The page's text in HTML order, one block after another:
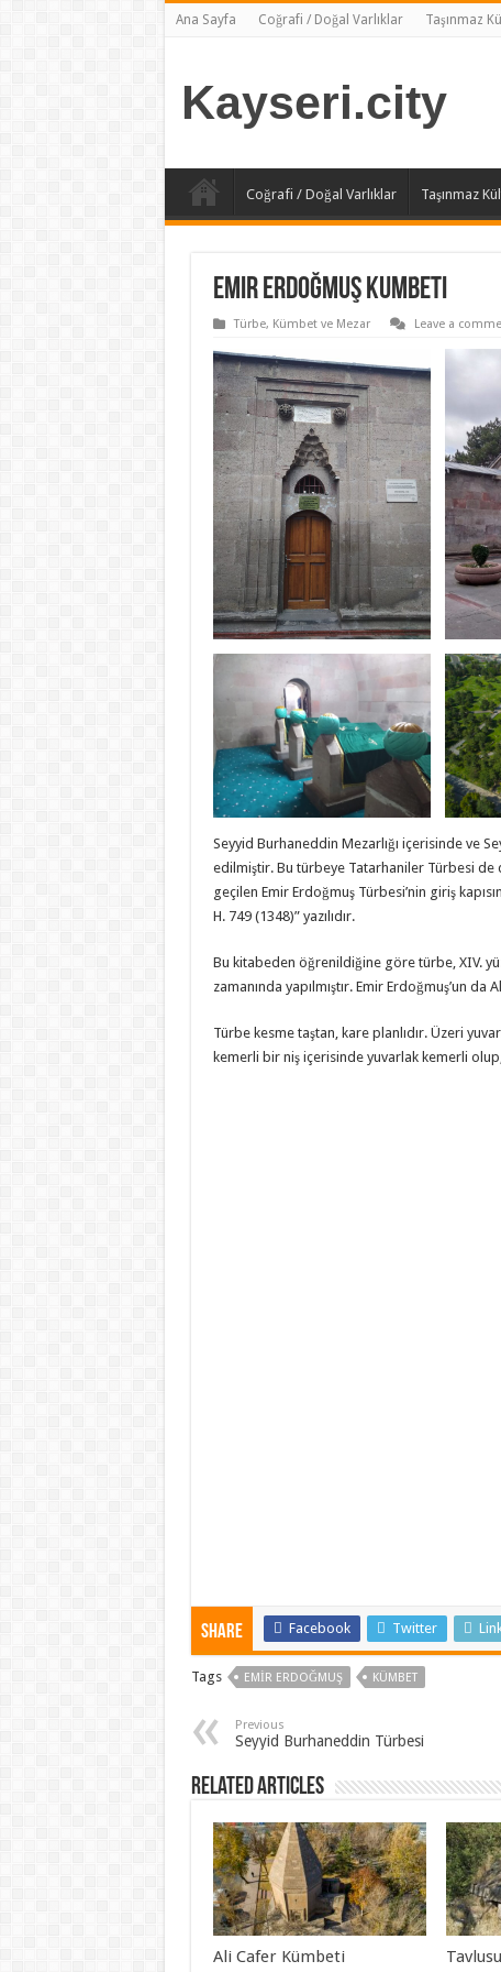
Ana Sayfa Coğrafi / Doğal Varlıklar Taşınmaz
Kayseri.city
Coğrafi / Doğal Varlıklar Taşınmaz
Emir Erdoğmuş Kumbeti
Türbe, Kümbet ve Mezar Leave a
Seyyid Burhaneddin Mezarlığı içerisinde ve
edilmiştir. Bu türbeye Tatarhaniler Türbesi de
geçilen Emir Erdoğmuş Türbesi’nin giriş
H. 749 (1348)” yazılıdır.
Bu kitabeden öğrenildiğine göre türbe, XIV.
zamanında yapılmıştır. Emir Erdoğmuş’un
Türbe kesme taştan, kare planlıdır. Üzeri
kemerli bir niş içerisinde yuvarlak kemerli
Share Facebook Twitter
Tags EMIR ERDOĞMUŞ KÜMBET
Previous
Seyyid Burhaneddin Türbesi
Related Articles
Ali Cafer Kümbeti